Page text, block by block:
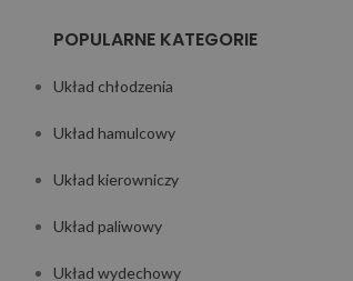
POPULARNE KATEGORIE
Układ chłodzenia
Układ hamulcowy
Układ kierowniczy
Układ paliwowy
Układ wydechowy